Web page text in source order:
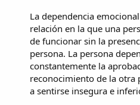
La dependencia
relación en la que una
de funcionar sin la
persona. La persona
constantemente la
reconocimiento de la otra
a sentirse insegura e